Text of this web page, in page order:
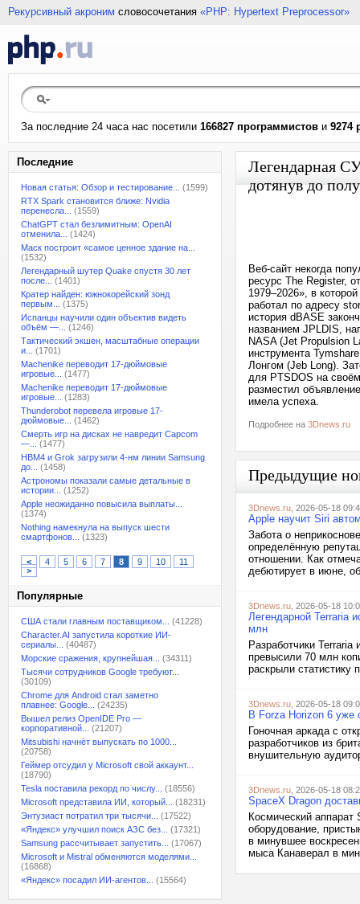
Рекурсивный акроним словосочетания «PHP: Hypertext Preprocessor»
За последние 24 часа нас посетили 166827 программистов и 9274
Последние
Новая статья: Обзор и тестирование...
(1599)
RTX Spark становится ближе: Nvidia
перенесла...
(1559)
ChatGPT стал безлимитным: OpenAI
отменила...
(1424)
Маск построит «самое ценное здание на...
(1532)
Легендарный шутер Quake спустя 30 лет
после...
(1401)
Кратер найден: южнокорейский зонд
первым...
(1375)
Испанцы научили один объектив видеть
объём —...
(1246)
Тактический экшен, масштабные операции
и...
(1701)
Machenike переводит 17-дюймовые
игровые...
(1477)
Machenike переводит 17-дюймовые
игровые...
(1283)
Thunderobot перевела игровые 17-
дюймовые...
(1462)
Смерть игр на дисках не навредит Capcom
—...
(1477)
HBM4 и Grok загрузили 4-нм линии Samsung
до...
(1458)
Астрономы показали самые детальные в
истории...
(1252)
Apple неожиданно повысила выплаты...
(1374)
Nothing намекнула на выпуск шести
смартфонов...
(1323)
< 4 5 6 7 8 9 10
11
>
Популярные
США стали главным поставщиком...
(41228)
Character.AI запустила короткие ИИ-
сериалы...
(40487)
Морские сражения, крупнейшая...
(34311)
Тысячи сотрудников Google требуют...
(30109)
Chrome для Android стал заметно
плавнее: Google...
(24235)
Вышел релиз OpenIDE Pro —
корпоративной...
(21207)
Mitsubishi начнёт выпускать по 1000...
(20758)
Геймер отсудил у Microsoft свой аккаунт...
(18790)
Tesla поставила рекорд по числу...
(18556)
Microsoft представила ИИ, который...
(18231)
Энтузиаст потратил три тысячи...
(17522)
«Яндекс» улучшил поиск АЗС без...
(17321)
Samsung рассчитывает запустить...
(17067)
Microsoft и Mistral обменяются моделями...
(16868)
«Яндекс» посадил ИИ-агентов...
(15564)
Легендарная
дотянув до
Веб-сайт некогда
ресурс The Register,
1979–2026», в
работал по адресу
история dBASE
названием JPLDIS,
NASA (Jet Propulsion
инструмента
Лонгом (Jeb Long).
для PTSDOS на
разместил
имела успеха.
Подробнее на 3Dnews.ru
Предыдущие
3Dnews.ru , 2026-05-18
Apple научит Siri
Забота о
определённую
отношении. Как
дебютирует в июне,
3Dnews.ru , 2026-05-18
Легендарной Terraria
млн
Разработчики
превысили 70 млн
раскрыли статистику
3Dnews.ru , 2026-05-18
В Forza Horizon 6
Гоночная аркада с
разработчиков из
внушительную
3Dnews.ru , 2026-05-18
SpaceX Dragon
Космический
оборудование,
в минувшее
мыса Канаверал в